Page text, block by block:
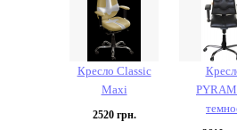
Кресло Classic
Maxi
2520грн.